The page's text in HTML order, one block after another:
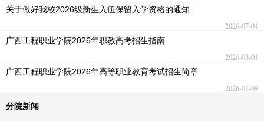
关于做好我校2026级新生入伍保留入学资格的通知
2026-07-01
广西工程职业学院2026年职教高考招生指南
2026-03-01
广西工程职业学院2026年高等职业教育考试招生简章
2026-01-09
分院新闻